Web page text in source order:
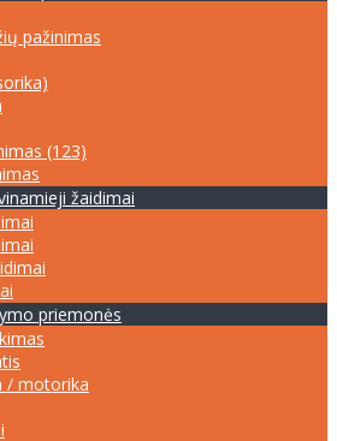
pažinimas
(123)
žaidimai
priemonės
/ motorika